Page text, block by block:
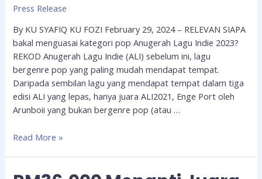
Press Release
By KU SYAFIQ KU FOZI February 29, 2024 – RELEVAN SIAPA
bakal menguasai kategori pop Anugerah Lagu Indie 2023?
REKOD Anugerah Lagu Indie (ALI) sebelum ini, lagu
bergenre pop yang paling mudah mendapat tempat.
Daripada sembilan lagu yang mendapat tempat dalam tiga
edisi ALI yang lepas, hanya juara ALI2021, Enge Port oleh
Arunboii yang bukan bergenre pop (atau …
Read More »